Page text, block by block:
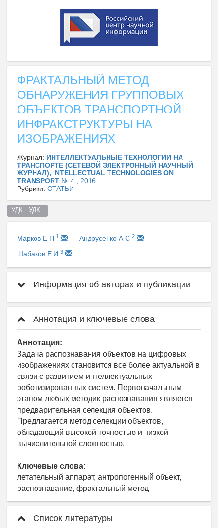
ФРАКТАЛЬНЫЙ МЕТОД
ОБНАРУЖЕНИЯ ГРУППОВЫХ
ОБЪЕКТОВ ТРАНСПОРТНОЙ
ИНФРАКСТРУКТУРЫ НА
ИЗОБРАЖЕНИЯХ
Журнал: ИНТЕЛЛЕКТУАЛЬНЫЕ ТЕХНОЛОГИИ НА
ТРАНСПОРТЕ (СЕТЕВОЙ ЭЛЕКТРОННЫЙ НАУЧНЫЙ
ЖУРНАЛ), INTELLECTUAL TECHNOLOGIES ON
TRANSPORT № 4 , 2016
Рубрики: СТАТЬИ
УДК   УДК
Марков Е П 1 Андрусенко А С 2
Шабаков Е И 3
Информация об авторах и публикации
Аннотация и ключевые слова
Аннотация:
Задача распознавания объектов на цифровых
изображениях становится все более актуальной в
связи с развитием интеллектуальных
роботизированных систем. Первоначальным
этапом любых методик распознавания является
предварительная селекция объектов.
Предлагается метод селекции объектов,
обладающий высокой точностью и низкой
вычислительной сложностью.
Ключевые слова:
летательный аппарат, антропогенный объект,
распознавание, фрактальный метод
Список литературы